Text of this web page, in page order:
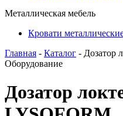
Металлическая мебель
Кровати
Главная - Каталог - Дозатор
Оборудование
Дозатор